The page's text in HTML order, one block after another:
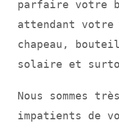
parfaire votre
attendant votre
chapeau,
solaire et
Nous sommes
impatients de